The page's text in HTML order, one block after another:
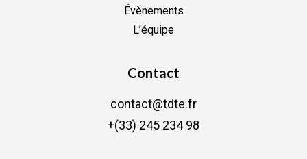
Évènements
L’équipe
Contact
contact@tdte.fr
+(33) 245 234 98